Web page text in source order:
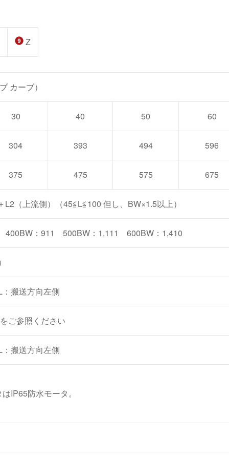
Z
カーブ）
30 40 50 60
304 393 494 596
375 475 575 675
L2（上流側）（45≦L≦100 但し、BW×1.5以上）
400BW：911 500BW：1,111 600BW：1,410
搬送方向左側
ご参照ください
搬送方向左側
IP65防水モータ。